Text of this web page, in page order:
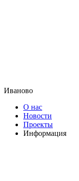
Иваново
О нас
Новости
Проекты
Информация